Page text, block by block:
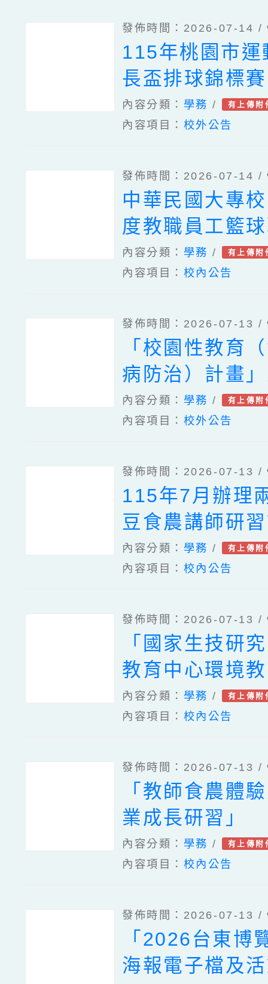
發佈時間：2026-07-14 /
115年桃園市
長盃排球錦標賽
內容分類： 學務 / 有上傳附
內容項目： 校外公告
發佈時間：2026-07-14 /
中華民國大專
度教職員工籃
內容分類： 學務 / 有上傳附
內容項目： 校內公告
發佈時間：2026-07-13 /
「校園性教育
病防治）計畫
『全面性教育
活動」
內容分類： 學務 / 有上傳附
內容項目： 校外公告
發佈時間：2026-07-13 /
115年7月辦理
豆食農講師研
班
內容分類： 學務 / 有上傳附
內容項目： 校內公告
發佈時間：2026-07-13 /
「國家生技研
教育中心環境
驗計畫」
內容分類： 學務 / 有上傳附
內容項目： 校內公告
發佈時間：2026-07-13 /
「教師食農體
業成長研習」
內容分類： 學務 / 有上傳附
內容項目： 校內公告
發佈時間：2026-07-13 /
「2026台東博
海報電子檔及